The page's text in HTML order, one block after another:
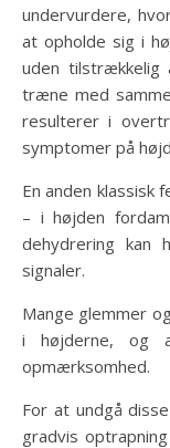
undervurdere,
at opholde sig i
uden tilstrækkelig
træne med
resulterer i
symptomer på
En anden klassisk
– i højden
dehydrering kan
signaler.
Mange glemmer
i højderne, og
opmærksomhed.
For at undgå
gradvis